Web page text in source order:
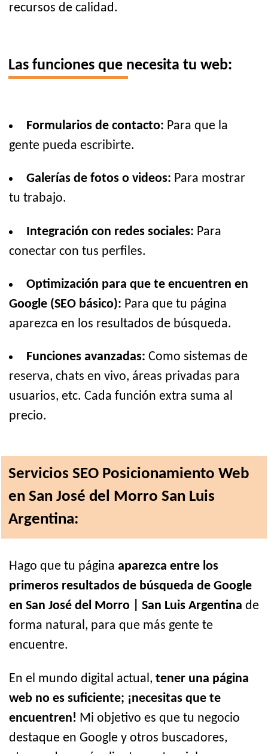
recursos de calidad.
Las funciones que necesita tu web:
Formularios de contacto: Para que la
gente pueda escribirte.
Galerías de fotos o videos: Para mostrar
tu trabajo.
Integración con redes sociales: Para
conectar con tus perfiles.
Optimización para que te encuentren en
Google (SEO básico): Para que tu página
aparezca en los resultados de búsqueda.
Funciones avanzadas: Como sistemas de
reserva, chats en vivo, áreas privadas para
usuarios, etc. Cada función extra suma al
precio.
Servicios SEO Posicionamiento Web
en San José del Morro San Luis
Argentina:
Hago que tu página aparezca entre los
primeros resultados de búsqueda de Google
en San José del Morro | San Luis Argentina de
forma natural, para que más gente te
encuentre.
En el mundo digital actual, tener una página
web no es suficiente; ¡necesitas que te
encuentren! Mi objetivo es que tu negocio
destaque en Google y otros buscadores,